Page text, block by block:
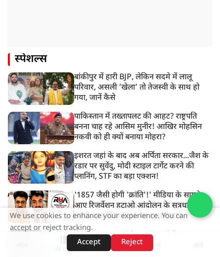
स्पेशल्स
बांकीपुर में हारी BJP, लेकिन सदमे में लालू
परिवार, असली ‘खेला’ तो तेजस्वी के साथ हो
गया, जानें कैसे
पाकिस्तान में तख्तापलट की आहट? राष्ट्रपति
बनना चाह रहे आसिम मुनीर! आखिर मोहसिन
नकवी को ही क्यों बनाया मोहरा?
इशरत जहां के बाद अब अर्पिता सरकार...जैश के
रडार पर सुवेंदु, मोदी स्टाइल टार्गेट करने की
प्लानिंग, STF का बड़ा एक्शन!
'1857 जैसी होगी 'क्रांति'!' मीडिया के सामने
आए रिजर्वेशन हटाओ आंदोलन के सूत्रधार वेदांश
त्यागी, बता दिया RHA का मास्टरप्लान
RSS का कट्टर स्वयंसेवक, PM मोदी का
भरोसेमंद, 5 बार के MP...आखिर कौन हैं देश के
वेब स्टोरीज़
We use cookies to enhance your experience. You can
accept or reject tracking.
Accept
Reject